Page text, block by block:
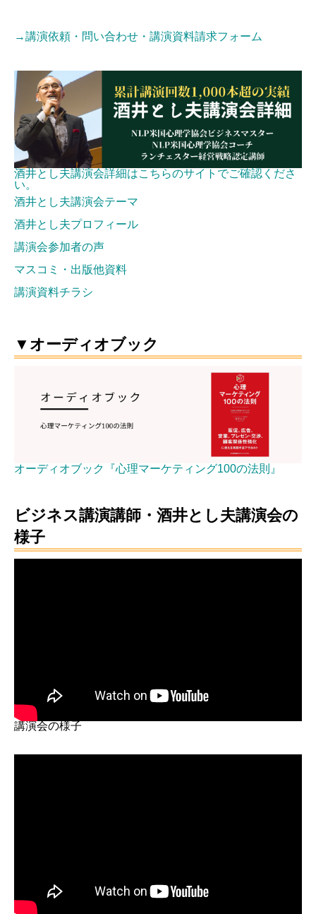
→講演依頼・問い合わせ・講演資料請求フォーム
酒井とし夫講演会詳細はこちらのサイトでご確認くださ
い。
酒井とし夫講演会テーマ
酒井とし夫プロフィール
講演会参加者の声
マスコミ・出版他資料
講演資料チラシ
▼オーディオブック
オーディオブック『心理マーケティング100の法則』
ビジネス講演講師・酒井とし夫講演会の
様子
講演会の様子